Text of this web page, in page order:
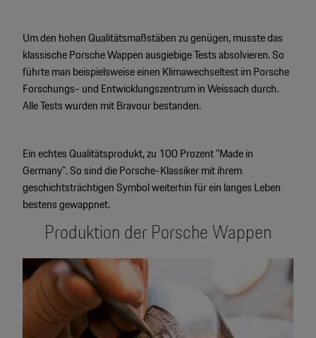
Um den hohen Qualitätsmaßstäben zu genügen, musste das
klassische Porsche Wappen ausgiebige Tests absolvieren. So
führte man beispielsweise einen Klimawechseltest im Porsche
Forschungs- und Entwicklungszentrum in Weissach durch.
Alle Tests wurden mit Bravour bestanden.
Ein echtes Qualitätsprodukt, zu 100 Prozent "Made in
Germany". So sind die Porsche-Klassiker mit ihrem
geschichtsträchtigen Symbol weiterhin für ein langes Leben
bestens gewappnet.
Produktion der Porsche Wappen